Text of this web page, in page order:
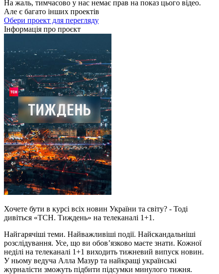
На жаль, тимчасово у нас немає прав на показ цього відео.
Але є багато інших проектів
Обери проект для перегляду
Інформація про проєкт
Хочете бути в курсі всіх новин України та світу? - Тоді
дивіться «ТСН. Тиждень» на телеканалі 1+1.
Найгарячіші теми. Найважливіші події. Найскандальніші
розслідування. Усе, що ви обов’язково маєте знати. Кожної
неділі на телеканалі 1+1 виходить тижневий випуск новин.
У ньому ведуча Алла Мазур та найкращі українські
журналісти зможуть підбити підсумки минулого тижня.